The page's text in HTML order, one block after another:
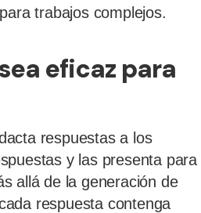
trabajos complejos.
eficaz para
respuestas a los
y las presenta para
allá de la generación de
respuesta contenga